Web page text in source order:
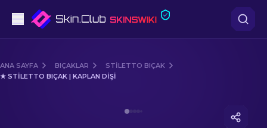
Orta seviye
ANA SAYFA BIÇAKLAR
STILETTO BIÇAK
★ STILETTO BIÇAK | KAPLAN DIŞI